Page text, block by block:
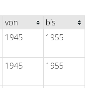
von
bis
1945 1955
1945 1955